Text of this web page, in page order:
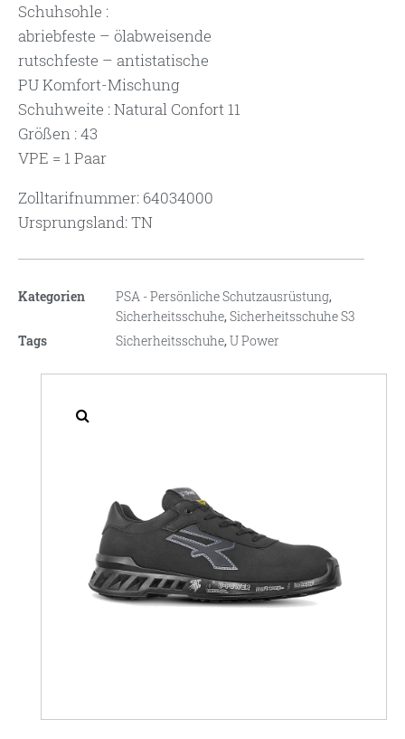
Schuhsohle :
abriebfeste – ölabweisende
rutschfeste – antistatische
PU Komfort-Mischung
Schuhweite : Natural Confort 11
Größen : 43
VPE = 1 Paar
Zolltarifnummer: 64034000
Ursprungsland: TN
Kategorien PSA - Persönliche Schutzausrüstung,
Sicherheitsschuhe,Sicherheitsschuhe S3
Tags
Sicherheitsschuhe,U Power